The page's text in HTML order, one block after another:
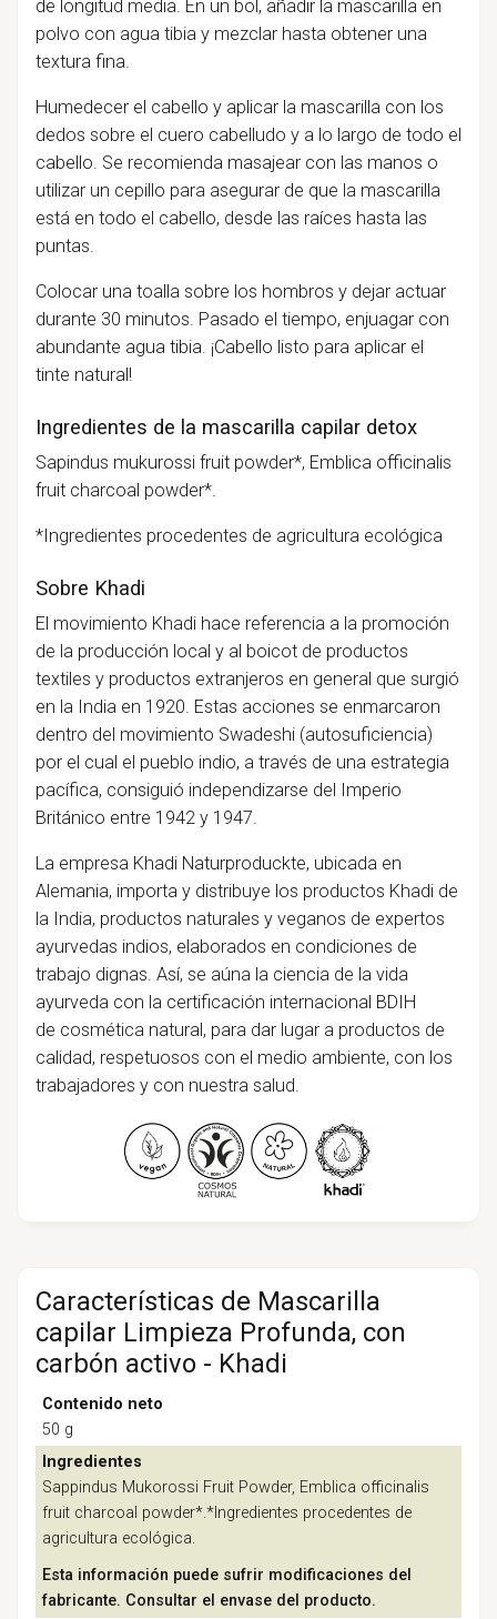
de longitud media. En un bol, añadir la mascarilla en
polvo con agua tibia y mezclar hasta obtener una
textura fina.
Humedecer el cabello y aplicar la mascarilla con los
dedos sobre el cuero cabelludo y a lo largo de todo el
cabello. Se recomienda masajear con las manos o
utilizar un cepillo para asegurar de que la mascarilla
está en todo el cabello, desde las raíces hasta las
puntas.
Colocar una toalla sobre los hombros y dejar actuar
durante 30 minutos. Pasado el tiempo, enjuagar con
abundante agua tibia. ¡Cabello listo para aplicar el
tinte natural!
Ingredientes de la mascarilla capilar detox
Sapindus mukurossi fruit powder*, Emblica officinalis
fruit charcoal powder*.
*Ingredientes procedentes de agricultura ecológica
Sobre Khadi
El movimiento Khadi hace referencia a la promoción
de la producción local y al boicot de productos
textiles y productos extranjeros en general que surgió
en la India en 1920. Estas acciones se enmarcaron
dentro del movimiento Swadeshi (autosuficiencia)
por el cual el pueblo indio, a través de una estrategia
pacífica, consiguió independizarse del Imperio
Británico entre 1942 y 1947.
La empresa Khadi Naturproduckte, ubicada en
Alemania, importa y distribuye los productos Khadi de
la India, productos naturales y veganos de expertos
ayurvedas indios, elaborados en condiciones de
trabajo dignas. Así, se aúna la ciencia de la vida
ayurveda con la certificación internacional BDIH
de cosmética natural, para dar lugar a productos de
calidad, respetuosos con el medio ambiente, con los
trabajadores y con nuestra salud.
Características de Mascarilla
capilar Limpieza Profunda, con
carbón activo - Khadi
Contenido neto
50 g
Ingredientes
Sappindus Mukorossi Fruit Powder, Emblica officinalis
fruit charcoal powder*.*Ingredientes procedentes de
agricultura ecológica.
Esta información puede sufrir modificaciones del
fabricante. Consultar el envase del producto.